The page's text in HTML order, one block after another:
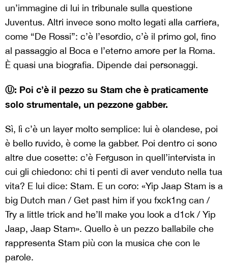
un’immagine di lui in tribunale sulla questione
Juventus. Altri invece sono molto legati alla carriera,
come “De Rossi”: c’è l’esordio, c’è il primo gol, fino
al passaggio al Boca e l’eterno amore per la Roma.
È quasi una biografia. Dipende dai personaggi.
Ⓤ: Poi c’è il pezzo su Stam che è praticamente
solo strumentale, un pezzone gabber.
Sì, lì c’è un layer molto semplice: lui è olandese, poi
è bello ruvido, è come la gabber. Poi dentro ci sono
altre due cosette: c’è Ferguson in quell’intervista in
cui gli chiedono: chi ti penti di aver venduto nella tua
vita? E lui dice: Stam. E un coro: «Yip Jaap Stam is a
big Dutch man / Get past him if you fxck1ng can /
Try a little trick and he’ll make you look a d1ck / Yip
Jaap, Jaap Stam». Quello è un pezzo ballabile che
rappresenta Stam più con la musica che con le
parole.